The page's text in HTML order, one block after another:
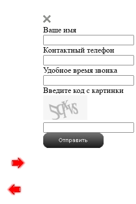
Ваше имя
Контактный телефон
Удобное время звонка
Введите код с картинки